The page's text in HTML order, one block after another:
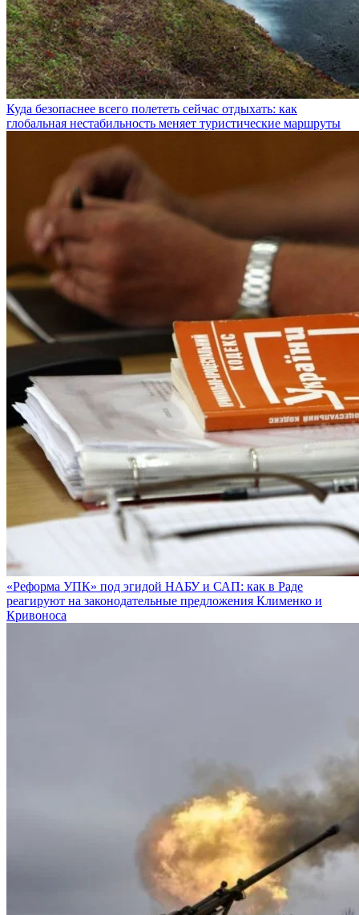
Куда безопаснее всего полететь сейчас отдыхать: как
глобальная нестабильность меняет туристические маршруты
«Реформа УПК» под эгидой НАБУ и САП: как в Раде
реагируют на законодательные предложения Клименко и
Кривоноса